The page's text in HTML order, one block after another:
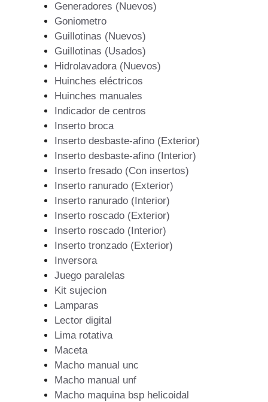
Generadores (Nuevos)
Goniometro
Guillotinas (Nuevos)
Guillotinas (Usados)
Hidrolavadora (Nuevos)
Huinches eléctricos
Huinches manuales
Indicador de centros
Inserto broca
Inserto desbaste-afino (Exterior)
Inserto desbaste-afino (Interior)
Inserto fresado (Con insertos)
Inserto ranurado (Exterior)
Inserto ranurado (Interior)
Inserto roscado (Exterior)
Inserto roscado (Interior)
Inserto tronzado (Exterior)
Inversora
Juego paralelas
Kit sujecion
Lamparas
Lector digital
Lima rotativa
Maceta
Macho manual unc
Macho manual unf
Macho maquina bsp helicoidal